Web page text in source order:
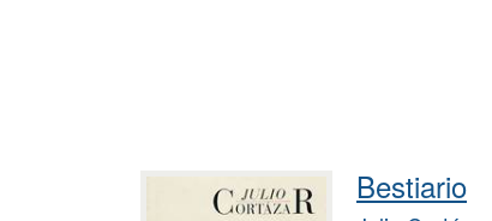
Bestiario